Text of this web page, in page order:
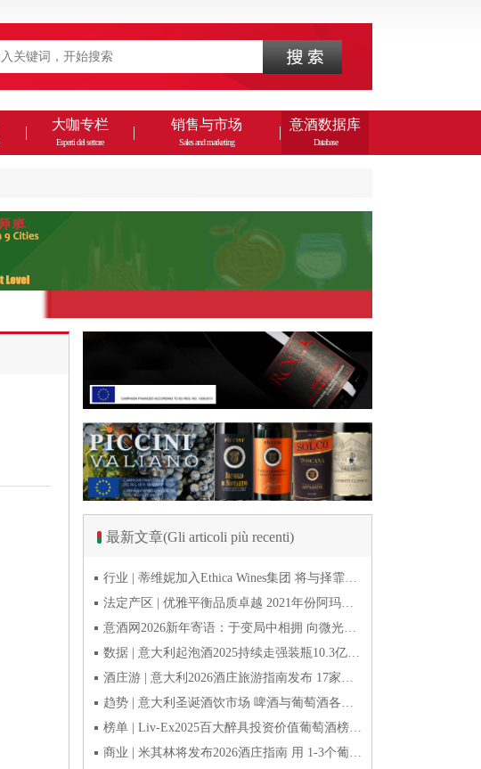
大咖专栏
Esperti del settore
销售与市场
Sales and marketing
意酒数据库
Database
最新文章(Gli articoli più recenti)
行业 | 蒂维妮加入Ethica Wines集团 将与择霏罗共拓中国市场
法定产区 | 优雅平衡品质卓越 2021年份阿玛罗尼Amarone全球预品会落幕
意酒网2026新年寄语：于变局中相拥 向微光而前行
数据 | 意大利起泡酒2025持续走强装瓶10.3亿瓶 普罗塞克风靡全球
酒庄游 | 意大利2026酒庄旅游指南发布 17家葡萄酒博物馆别错过
趋势 | 意大利圣诞酒饮市场 啤酒与葡萄酒各自精彩
榜单 | Liv-Ex2025百大醉具投资价值葡萄酒榜单发布 20款意酒入选
商业 | 米其林将发布2026酒庄指南 用 1-3个葡萄串为部分酒庄评级